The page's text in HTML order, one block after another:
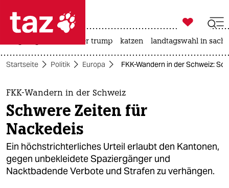
 taz zahl ich
taz zahl ich
themen
politik
öko
gesellschaft

taz zahl ich
usa unter trump katzen landtagswahl in
Startseite Politik Europa FKK-Wandern in der Schweiz:
FKK-Wandern in der Schweiz
Schwere Zeiten für
Nackedeis
Ein höchstrichterliches Urteil erlaubt den Kantonen,
gegen unbekleidete Spaziergänger und
Nacktbadende Verbote und Strafen zu verhängen.